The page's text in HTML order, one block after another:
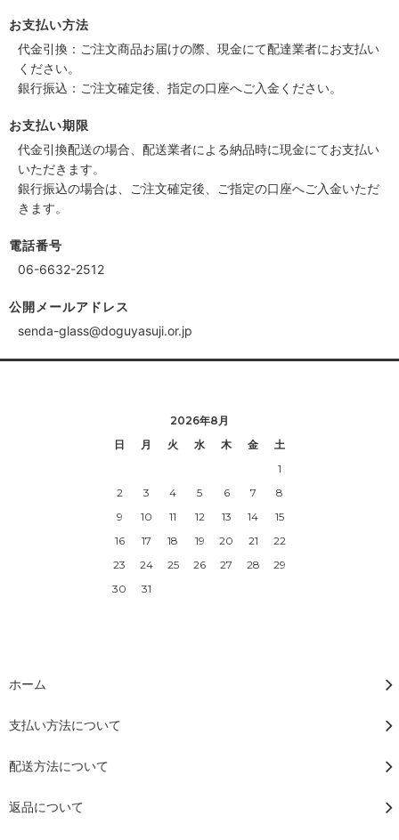
お支払い方法
代金引換：ご注文商品お届けの際、現金にて配達業者にお支払い
ください。
銀行振込：ご注文確定後、指定の口座へご入金ください。
お支払い期限
代金引換配送の場合、配送業者による納品時に現金にてお支払い
いただきます。
銀行振込の場合は、ご注文確定後、ご指定の口座へご入金いただ
きます。
電話番号
06-6632-2512
公開メールアドレス
senda-glass@doguyasuji.or.jp
2026年8月
日
月 火 水 木 金
土
1
2
3 4 5 6 7
8
9
10 11 12 13 14
15
16
17 18 19 20 21
22
23
24 25 26 27 28
29
30
31
ホーム
支払い方法について
配送方法について
返品について